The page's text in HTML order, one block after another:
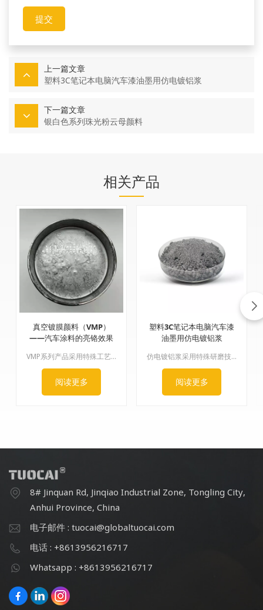
提交
上一篇文章
塑料3C笔记本电脑汽车漆油墨用仿电镀铝浆
下一篇文章
银白色系列珠光粉云母颜料
相关产品
真空镀膜颜料（VMP）
——汽车涂料的亮铬效果
VMP系列产品采用特殊工艺制造。铝表面光滑纤薄，但直径厚度比却非常大。其光泽度、镜面镀铬效果和遮盖力都非常出色，因此只需少量即可达到完美的镀铬效果。应用范围：可用于汽车、车轮、喷漆、油墨、指甲油等。
阅读更多
塑料3C笔记本电脑汽车漆
油墨用仿电镀铝浆
仿电镀铝浆采用特殊研磨技术制成。该浆料表面非常光滑，定向排列良好，流平性极佳，表面覆盖性良好。
阅读更多
8# Jinquan Rd, Jinqiao Industrial Zone, Tongling City,
Anhui Province, China
电子邮件 : tuocai@globaltuocai.com
电话 : +8613956216717
Whatsapp : +8613956216717